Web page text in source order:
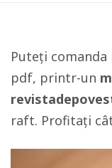
Puteți
pdf, printr-un
raft. Profitați